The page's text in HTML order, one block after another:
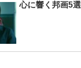
心に響く邦画5選